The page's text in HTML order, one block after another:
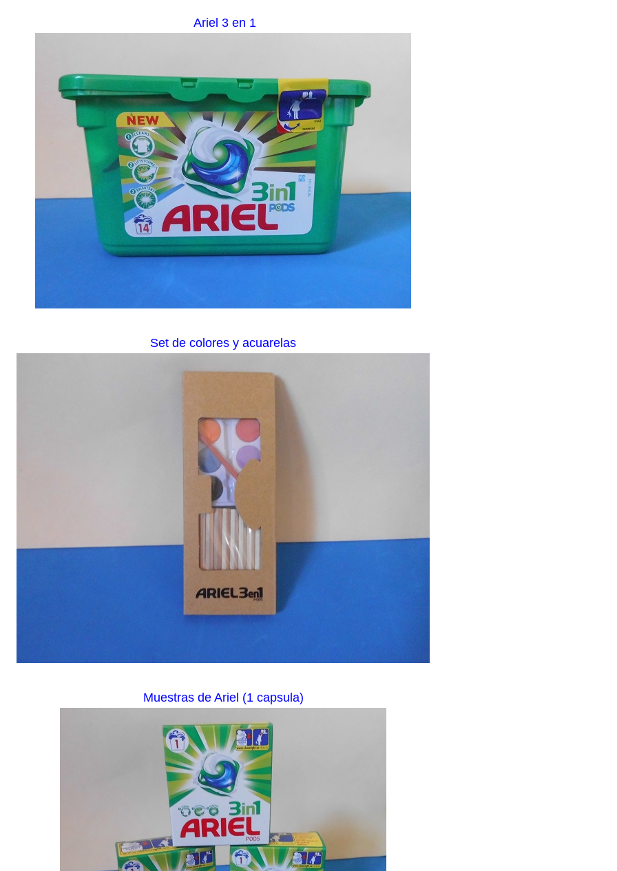
Ariel 3 en 1
Set de colores y acuarelas
Muestras de Ariel (1 capsula)